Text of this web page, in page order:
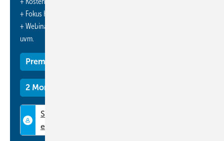
+ Fokus KK: Sonderhefte (PDF)
+ Webinare und Veranstaltungen mit Rabatten
uvm.
Premium Mitgliedschaft
2 Monate kostenlos testen